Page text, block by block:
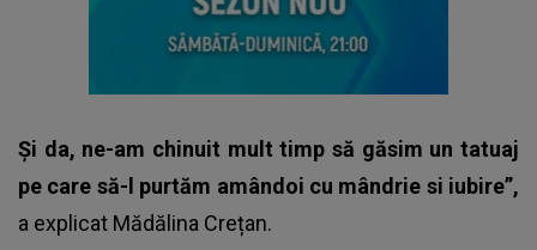
Și da, ne-am chinuit mult timp să găsim un tatuaj
pe care să-l purtăm amândoi cu mândrie si iubire”,
a explicat Mădălina Crețan.